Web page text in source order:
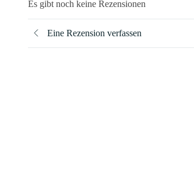
Es gibt noch keine Rezensionen
Eine Rezension verfassen